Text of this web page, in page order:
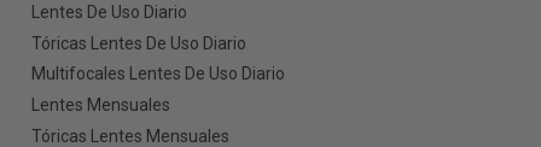
Lentes De Uso Diario
Tóricas Lentes De Uso Diario
Multifocales Lentes De Uso Diario
Lentes Mensuales
Tóricas Lentes Mensuales